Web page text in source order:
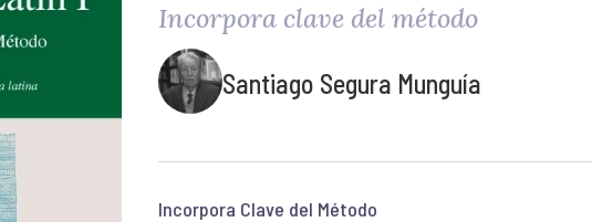
Incorpora clave del método
Santiago Segura Munguía
Incorpora Clave del Método